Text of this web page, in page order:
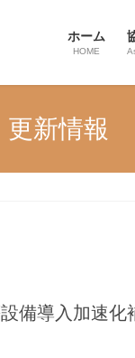
ホーム
HOME
更新情報
備導入加速化